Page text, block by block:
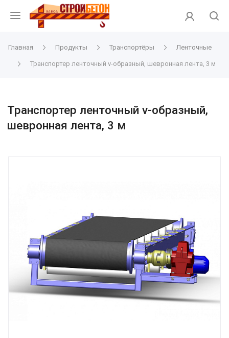
Главная Продукты Транспортёры Ленточные
Транспортер ленточный v-образный, шевронная лента, 3 м
Транспортер ленточный v-образный,
шевронная лента, 3 м